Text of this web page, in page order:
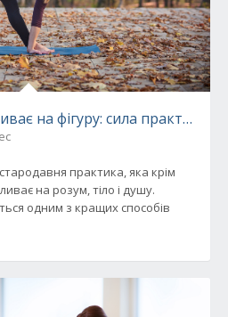
на фігуру: сила практик
практика, яка крім
на розум, тіло і душу.
одним з кращих способів